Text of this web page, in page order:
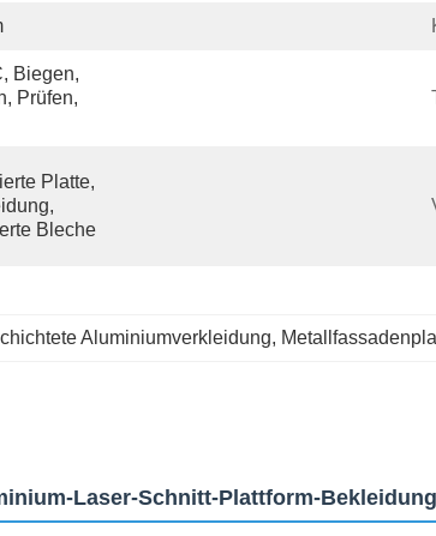
Biegen,
Prüfen,
Platte,
Bleche
Aluminiumverkleidung,
Laser-Schnitt-Plattform-Bekleidung